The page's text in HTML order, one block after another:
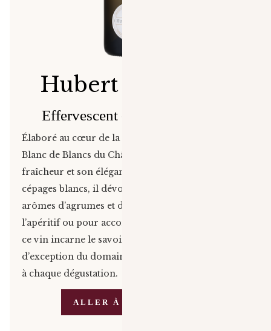
Hubert d’Ollières
Effervescent - Blanc de Blancs
Élaboré au cœur de la Provence, le vin mousseux
Blanc de Blancs du Château d’Ollières séduit par sa
fraîcheur et son élégance. Issu exclusivement de
cépages blancs, il dévoile une fine bulle, des
arômes d’agrumes et de fleurs blanches. Idéal à
l’apéritif ou pour accompagner des mets délicats,
ce vin incarne le savoir-faire et le terroir
d’exception du domaine. Un instant raffiné et festif
à chaque dégustation.
ALLER À LA BOUTIQUE